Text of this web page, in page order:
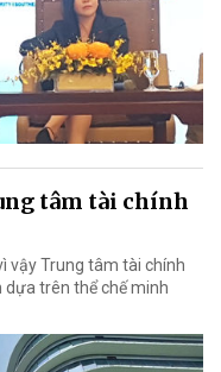
tâm tài chính
vậy Trung tâm tài chính
trên thể chế minh